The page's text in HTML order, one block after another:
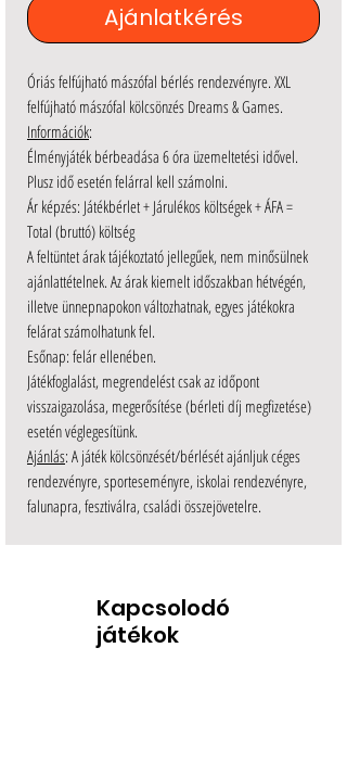
Ajánlatkérés
Óriás felfújható mászófal bérlés rendezvényre. XXL
felfújható mászófal kölcsönzés Dreams & Games.
Információk:
Élményjáték bérbeadása 6 óra üzemeltetési idővel.
Plusz idő esetén felárral kell számolni.
Ár képzés: Játékbérlet + Járulékos költségek + ÁFA =
Total (bruttó) költség
A feltüntet árak tájékoztató jellegűek, nem minősülnek
ajánlattételnek. Az árak kiemelt időszakban hétvégén,
illetve ünnepnapokon változhatnak, egyes játékokra
felárat számolhatunk fel.
Esőnap: felár ellenében.
Játékfoglalást, megrendelést csak az időpont
visszaigazolása, megerősítése (bérleti díj megfizetése)
esetén véglegesítünk.
Ajánlás: A játék kölcsönzését/bérlését ajánljuk céges
rendezvényre, sporteseményre, iskolai rendezvényre,
falunapra, fesztiválra, családi összejövetelre.
Kapcsolodó
játékok